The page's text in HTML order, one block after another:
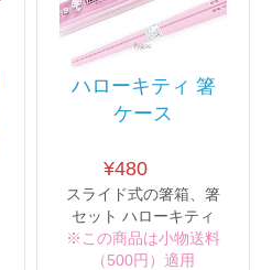
ハローキティ 箸
ケース
¥480
スライド式の箸箱、箸
セット ハローキティ
※この商品は小物送料
（500円）適用